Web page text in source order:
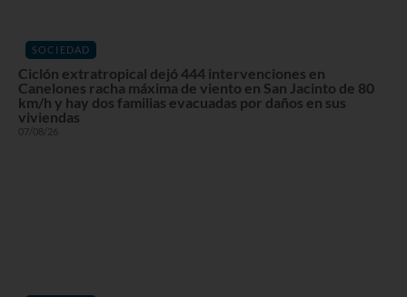
SOCIEDAD
Ciclón extratropical dejó 444 intervenciones en
Canelones racha máxima de viento en San Jacinto de 80
km/h y hay dos familias evacuadas por daños en sus
viviendas
07/08/26